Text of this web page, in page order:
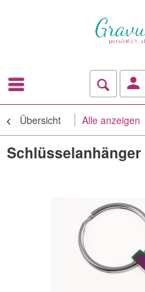
Übersicht Alle anzeigen
Schlüsselanhänger